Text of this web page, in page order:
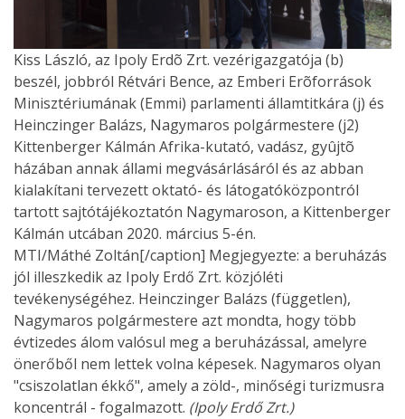
Kiss László, az Ipoly Erdõ Zrt. vezérigazgatója (b)
beszél, jobbról Rétvári Bence, az Emberi Erõforrások
Minisztériumának (Emmi) parlamenti államtitkára (j) és
Heinczinger Balázs, Nagymaros polgármestere (j2)
Kittenberger Kálmán Afrika-kutató, vadász, gyûjtõ
házában annak állami megvásárlásáról és az abban
kialakítani tervezett oktató- és látogatóközpontról
tartott sajtótájékoztatón Nagymaroson, a Kittenberger
Kálmán utcában 2020. március 5-én.
MTI/Máthé Zoltán[/caption] Megjegyezte: a beruházás
jól illeszkedik az Ipoly Erdő Zrt. közjóléti
tevékenységéhez. Heinczinger Balázs (független),
Nagymaros polgármestere azt mondta, hogy több
évtizedes álom valósul meg a beruházással, amelyre
önerőből nem lettek volna képesek. Nagymaros olyan
"csiszolatlan ékkő", amely a zöld-, minőségi turizmusra
koncentrál - fogalmazott. (Ipoly Erdő Zrt.)